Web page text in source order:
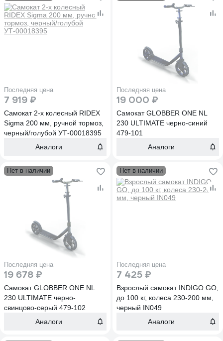
Последняя цена
7 919 ₽
Самокат 2-х колесный RIDEX
Sigma 200 мм, ручной тормоз,
черный/голубой УТ-00018395
Аналоги
Последняя цена
19 000 ₽
Самокат GLOBBER ONE NL
230 ULTIMATE черно-синий
479-101
Аналоги
Нет в наличии
Последняя цена
19 678 ₽
Самокат GLOBBER ONE NL
230 ULTIMATE черно-
свинцово-серый 479-102
Аналоги
Нет в наличии
Последняя цена
7 425 ₽
Взрослый самокат INDIGO GO,
до 100 кг, колеса 230-200 мм,
черный IN049
Аналоги